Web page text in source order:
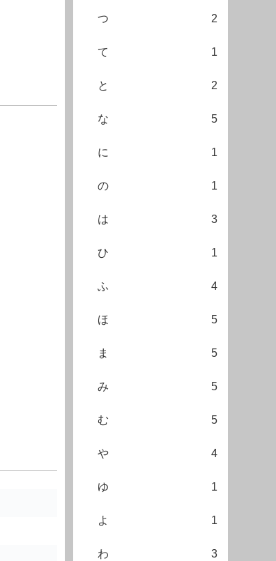
つ 2
て 1
と 2
な 5
に 1
の 1
は 3
ひ 1
ふ 4
ほ 5
ま 5
み 5
む 5
や 4
ゆ 1
よ 1
わ 3